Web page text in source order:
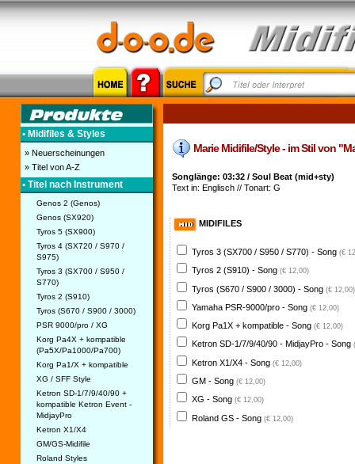
• Midifiles & Styles
» Neuerscheinungen
» Titel von A-Z
• Titel nach Instrument
Genos 2 (Genos)
Genos (SX920)
Tyros 5 (SX900)
Tyros 4 (SX720 / S970 /
S975)
Tyros 3 (SX700 / S950 /
S770)
Tyros 2 (S910)
Tyros (S670 / S900 / 3000)
PSR 9000/pro / XG
Korg Pa4X + kompatible
(Pa5X/Pa1000/Pa700)
Korg Pa1/X + kompatible
XG / SFF Style
Ketron SD-1/7/9/40/90 +
kompatible Ketron Event -
MidjayPro
Ketron X1/X4
GM/GS-Midifile
Roland Styles
Marie Midifile/Style - im Stil von
Songlänge: 03:32 / Soul Beat (mid+sty)
Text in: Englisch // Tonart: G
MIDIFILES
Tyros 3 (SX700 / S950 / S770) - Song (€
Tyros 2 (S910) - Song (€ 12,00)
Tyros (S670 / S900 / 3000) - Song (€ 12,00)
Yamaha PSR-9000/pro - Song (€ 12,00)
Korg Pa1X + kompatible - Song (€ 12,00)
Ketron SD-1/7/9/40/90 - MidjayPro - Song
Ketron X1/X4 - Song (€ 12,00)
GM - Song (€ 12,00)
XG - Song (€ 12,00)
Roland GS - Song (€ 12,00)